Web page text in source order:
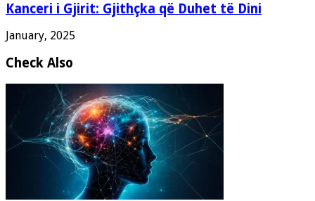
Kanceri i Gjirit: Gjithçka që Duhet të Dini
January, 2025
Check Also